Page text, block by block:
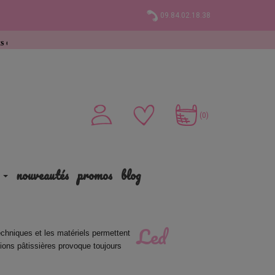
09.84.02.18.38
€ d’achat
(0)
nouveautés promos blog
Led
et les matériels permettent
pâtissières provoque toujours